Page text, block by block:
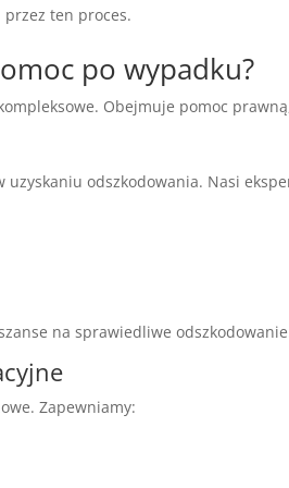
ten proces.
po wypadku?
Obejmuje pomoc
odszkodowania. Nasi
na sprawiedliwe
Zapewniamy: